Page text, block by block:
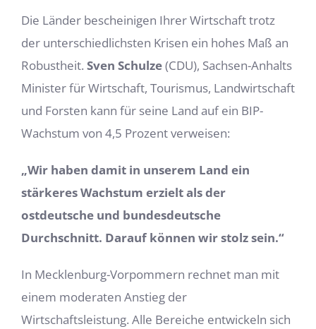
Die Länder bescheinigen Ihrer Wirtschaft trotz
der unterschiedlichsten Krisen ein hohes Maß an
Robustheit. Sven Schulze(CDU), Sachsen-Anhalts
Minister für Wirtschaft, Tourismus, Landwirtschaft
und Forsten kann für seine Land auf ein BIP-
Wachstum von 4,5 Prozent verweisen:
„Wir haben damit in unserem Land ein
stärkeres Wachstum erzielt als der
ostdeutsche und bundesdeutsche
Durchschnitt. Darauf können wir stolz sein.“
In Mecklenburg-Vorpommern rechnet man mit
einem moderaten Anstieg der
Wirtschaftsleistung. Alle Bereiche entwickeln sich